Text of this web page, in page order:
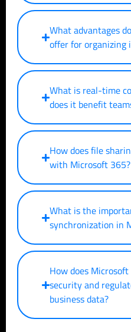
What advantages
offer for organizing
What is real-time
does it benefit
How does file
with Microsoft 365?
What is the
synchronization in
How does
security and
business data?